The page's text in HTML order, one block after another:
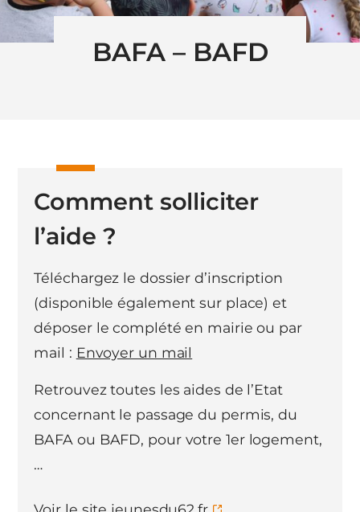
BAFA – BAFD
Comment solliciter
l’aide ?
Téléchargez le dossier d’inscription
(disponible également sur place) et
déposer le complété en mairie ou par
mail : Envoyer un mail
Retrouvez toutes les aides de l’Etat
concernant le passage du permis, du
BAFA ou BAFD, pour votre 1er logement,
…